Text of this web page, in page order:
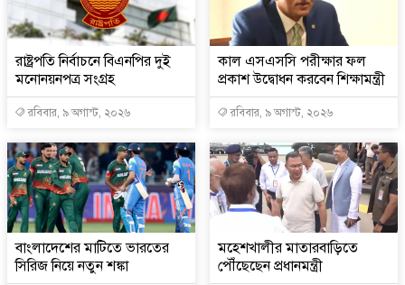
রাষ্ট্রপতি নির্বাচনে বিএনপির দুই
মনোনয়নপত্র সংগ্রহ
রবিবার, ৯ অগাস্ট, ২০২৬
কাল এসএসসি পরীক্ষার ফল
প্রকাশ উদ্বোধন করবেন শিক্ষামন্ত্রী
রবিবার, ৯ অগাস্ট, ২০২৬
বাংলাদেশের মাটিতে ভারতের
সিরিজ নিয়ে নতুন শঙ্কা
মহেশখালীর মাতারবাড়িতে
পৌঁছেছেন প্রধানমন্ত্রী